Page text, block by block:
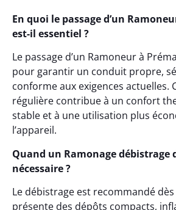
En quoi le passage d’un
est-il essentiel ?
Le passage d’un Ramoneur à
pour garantir un conduit propre,
conforme aux exigences actuelles.
régulière contribue à un confort
stable et à une utilisation plus
l’appareil.
Quand un Ramonage débistrage
nécessaire ?
Le débistrage est recommandé
présente des dépôts compacts,